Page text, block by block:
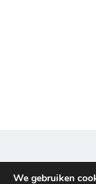
Disclaimer &
We gebruiken